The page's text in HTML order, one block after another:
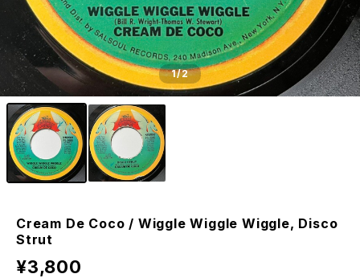
1/2
Cream De Coco / Wiggle Wiggle Wiggle, Disco
Strut
¥3,800